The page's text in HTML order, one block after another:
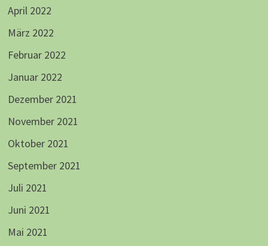
April 2022
März 2022
Februar 2022
Januar 2022
Dezember 2021
November 2021
Oktober 2021
September 2021
Juli 2021
Juni 2021
Mai 2021